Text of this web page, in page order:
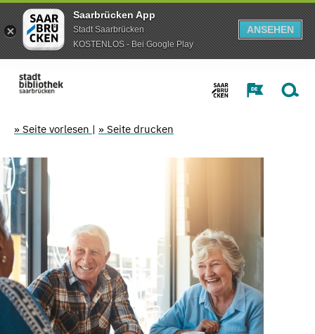
Saarbrücken App
Stadt Saarbrücken
KOSTENLOS - Bei Google Play
ANSEHEN
» Seite vorlesen | » Seite drucken